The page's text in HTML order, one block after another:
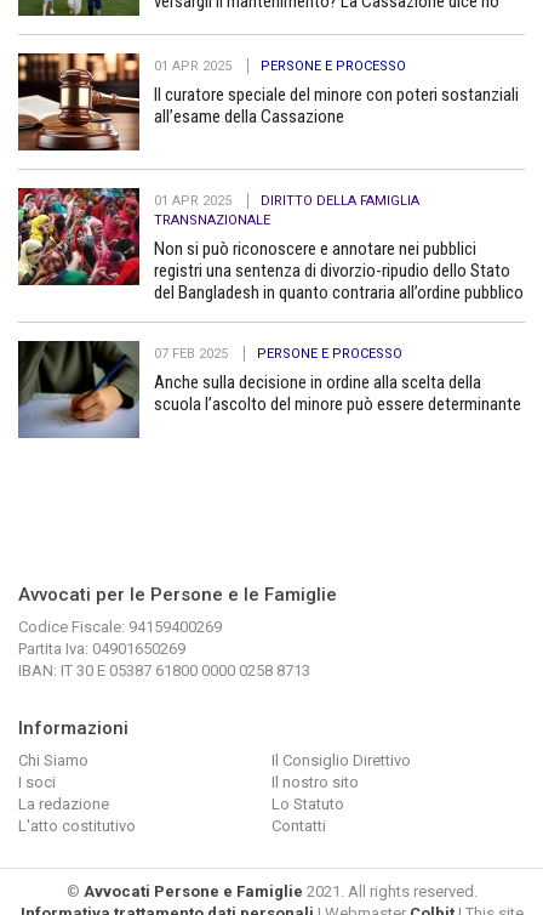
01 APR 2025 PERSONE E PROCESSO
Il curatore speciale del minore con poteri sostanziali
all’esame della Cassazione
01 APR 2025
DIRITTO DELLA FAMIGLIA
TRANSNAZIONALE
Non si può riconoscere e annotare nei pubblici
registri una sentenza di divorzio-ripudio dello Stato
del Bangladesh in quanto contraria all’ordine pubblico
07 FEB 2025 PERSONE E PROCESSO
Anche sulla decisione in ordine alla scelta della
scuola l’ascolto del minore può essere determinante
Avvocati per le Persone e le Famiglie
Codice Fiscale: 94159400269
Partita Iva: 04901650269
IBAN: IT 30 E 05387 61800 0000 0258 8713
Informazioni
Chi Siamo
Il Consiglio Direttivo
I soci
Il nostro sito
La redazione
Lo Statuto
L'atto costitutivo
Contatti
© Avvocati Persone e Famiglie 2021. All rights reserved.